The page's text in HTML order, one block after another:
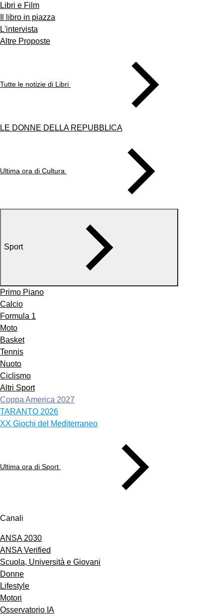
Libri e Film
Il libro in piazza
L'intervista
Altre Proposte
Tutte le notizie di Libri
LE DONNE DELLA REPUBBLICA
Ultima ora di Cultura
Sport
Primo Piano
Calcio
Formula 1
Moto
Basket
Tennis
Nuoto
Ciclismo
Altri Sport
Coppa America 2027
TARANTO 2026
XX Giochi del Mediterraneo
Ultima ora di Sport
Canali
ANSA 2030
ANSA Verified
Scuola, Università e Giovani
Donne
Lifestyle
Motori
Osservatorio IA